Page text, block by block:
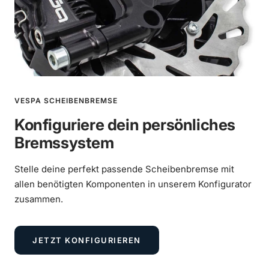
Einstellschraube Gaszug silber
Mehr erfahren
€16,90
Abdeckung Gasgriff(0/1) optional wählbar
VESPA SCHEIBENBREMSE
Konfiguriere dein persönliches
Bremssystem
Stelle deine perfekt passende Scheibenbremse mit
allen benötigten Komponenten in unserem Konfigurator
zusammen.
JETZT KONFIGURIEREN
Scheibenbremse und Sitzbanktank